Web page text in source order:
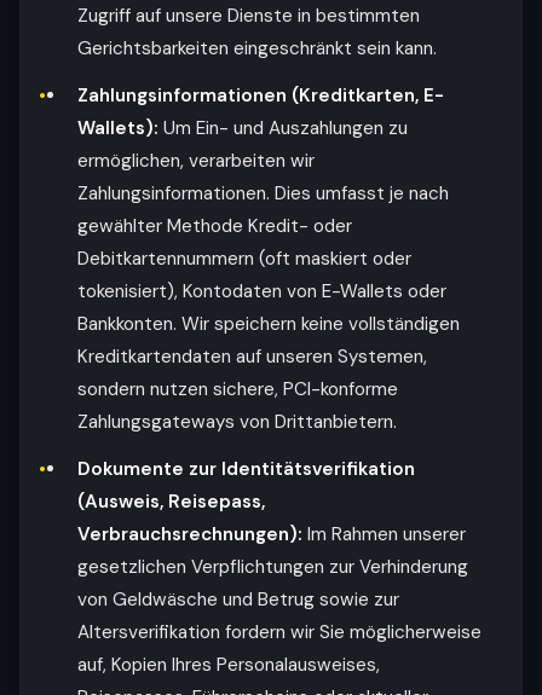
Zugriff auf unsere Dienste in bestimmten
Gerichtsbarkeiten eingeschränkt sein kann.
Zahlungsinformationen (Kreditkarten, E-
Wallets): Um Ein- und Auszahlungen zu
ermöglichen, verarbeiten wir
Zahlungsinformationen. Dies umfasst je nach
gewählter Methode Kredit- oder
Debitkartennummern (oft maskiert oder
tokenisiert), Kontodaten von E-Wallets oder
Bankkonten. Wir speichern keine vollständigen
Kreditkartendaten auf unseren Systemen,
sondern nutzen sichere, PCI-konforme
Zahlungsgateways von Drittanbietern.
Dokumente zur Identitätsverifikation
(Ausweis, Reisepass,
Verbrauchsrechnungen): Im Rahmen unserer
gesetzlichen Verpflichtungen zur Verhinderung
von Geldwäsche und Betrug sowie zur
Altersverifikation fordern wir Sie möglicherweise
auf, Kopien Ihres Personalausweises,